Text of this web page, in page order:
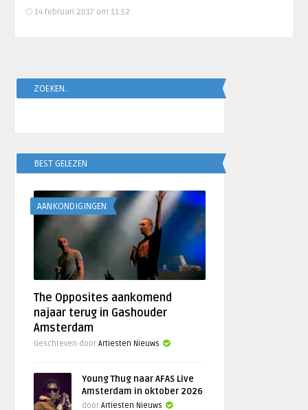
14 februari 2017 om 11:52
ZOEKEN..
BEST GELEZEN
AANKONDIGINGEN
The Opposites aankomend
najaar terug in Gashouder
Amsterdam
Geschreven doorArtiesten Nieuws
Young Thug naar AFAS Live
Amsterdam in oktober 2026
doorArtiesten Nieuws